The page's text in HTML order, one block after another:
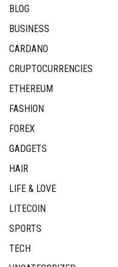
BLOG
BUSINESS
CARDANO
CRUPTOCURRENCIES
ETHEREUM
FASHION
FOREX
GADGETS
HAIR
LIFE & LOVE
LITECOIN
SPORTS
TECH